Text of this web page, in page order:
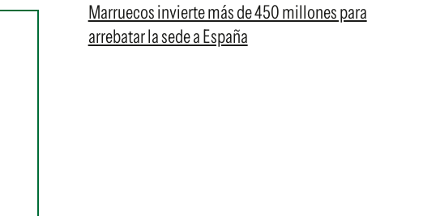
Marruecos invierte más de 450 millones para
arrebatar la sede a España